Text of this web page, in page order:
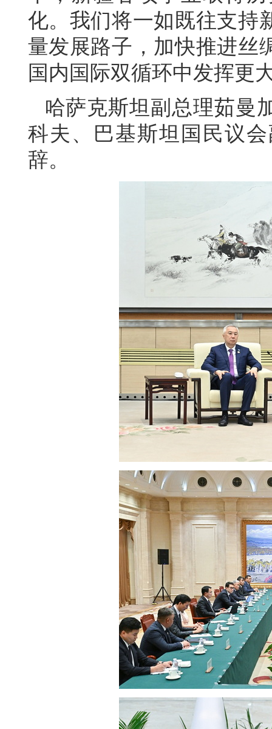
化。我们将一如既往支持
量发展路子，加快推进丝
国内国际双循环中发挥更
哈萨克斯坦副总理茹曼
科夫、巴基斯坦国民议
辞。